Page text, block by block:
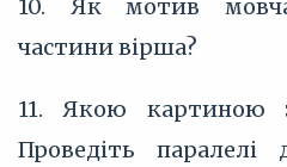
10. Як мотив
частини вірша?
11. Якою картиною
Проведіть